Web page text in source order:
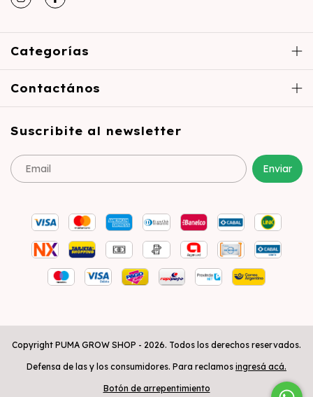
Categorías
Contactános
Suscribite al newsletter
Copyright PUMA GROW SHOP - 2026. Todos los derechos reservados.
Defensa de las y los consumidores. Para reclamos ingresá acá.
Botón de arrepentimiento